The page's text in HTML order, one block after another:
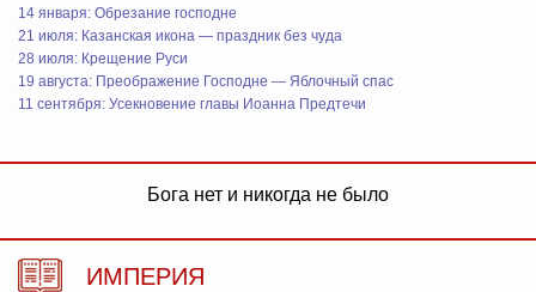
14 января: Обрезание господне
21 июля: Казанская икона — праздник без чуда
28 июля: Крещение Руси
19 августа: Преображение Господне — Яблочный спас
11 сентября: Усекновение главы Иоанна Предтечи
Бога нет и никогда не было
ИМПЕРИЯ